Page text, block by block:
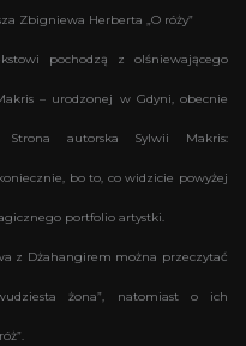
Zbigniewa Herberta „O róży”
pochodzą z olśniewającego
– urodzonej w Gdyni, obecnie
autorska Sylwii Makris:
bo to, co widzicie powyżej
portfolio artystki.
z Dżahangirem można przeczytać
żona”, natomiast o ich